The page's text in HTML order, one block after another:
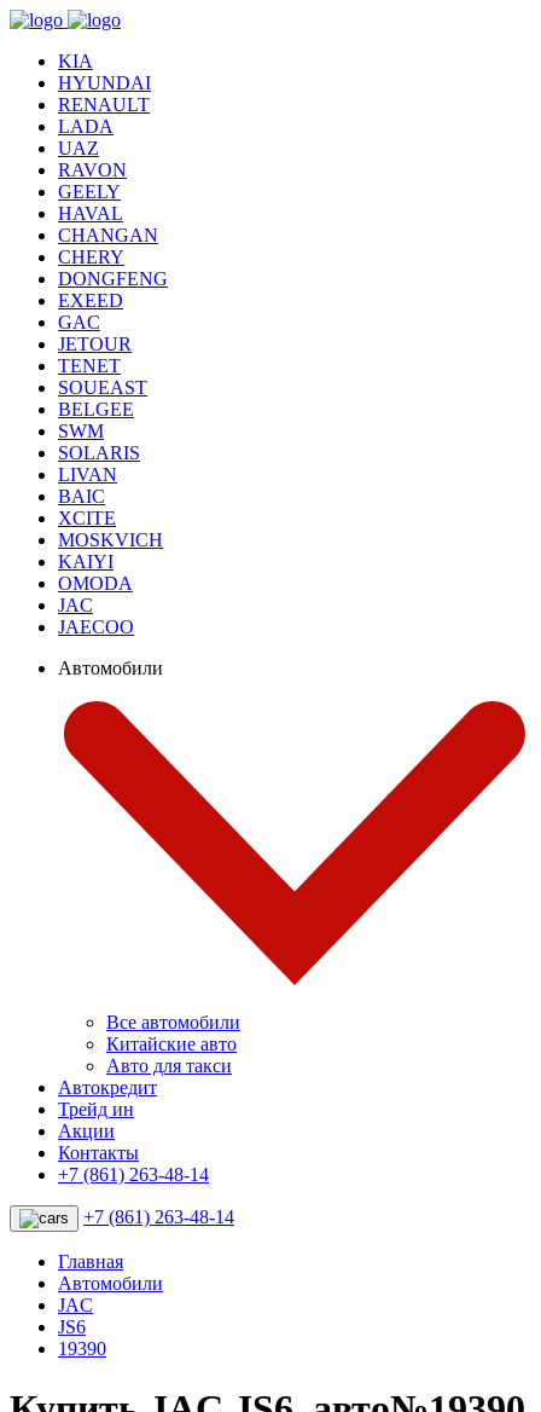
KIA
HYUNDAI
RENAULT
LADA
UAZ
RAVON
GEELY
HAVAL
CHANGAN
CHERY
DONGFENG
EXEED
GAC
JETOUR
TENET
SOUEAST
BELGEE
SWM
SOLARIS
LIVAN
BAIC
XCITE
MOSKVICH
KAIYI
OMODA
JAC
JAECOO
Автомобили
Все автомобили
Китайские авто
Авто для такси
Автокредит
Трейд ин
Акции
Контакты
+7 (861) 263-48-14
+7 (861) 263-48-14
Главная
Автомобили
JAC
JS6
19390